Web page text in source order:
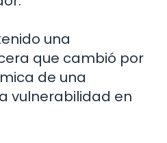
una
que cambió por
de una
vulnerabilidad en